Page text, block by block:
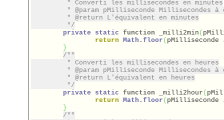
	 */
private
static function _milli2min (
return Math . floor ( pMilliseconde
}
/**
	 */
private
static function _milli2hour (
return Math . floor ( pMilliseconde
}
/**